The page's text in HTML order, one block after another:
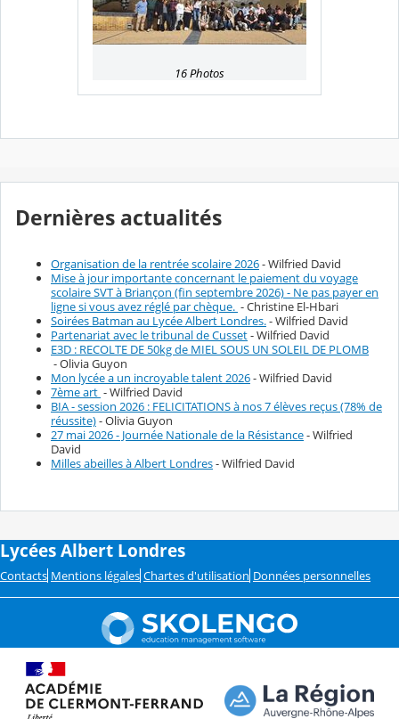
16 Photos
Dernières actualités
Organisation de la rentrée scolaire 2026- Wilfried David
Mise à jour importante concernant le paiement du voyage
scolaire SVT à Briançon (fin septembre 2026) - Ne pas payer en
ligne si vous avez réglé par chèque. - Christine El-Hbari
Soirées Batman au Lycée Albert Londres.- Wilfried David
Partenariat avec le tribunal de Cusset- Wilfried David
E3D : RECOLTE DE 50kg de MIEL SOUS UN SOLEIL DE PLOMB
- Olivia Guyon
Mon lycée a un incroyable talent 2026- Wilfried David
7ème art - Wilfried David
BIA - session 2026 : FELICITATIONS à nos 7 élèves reçus (78% de
réussite)- Olivia Guyon
27 mai 2026 - Journée Nationale de la Résistance- Wilfried
David
Milles abeilles à Albert Londres- Wilfried David
Lycées Albert Londres
Contacts Mentions légales Chartes d'utilisation Données personnelles